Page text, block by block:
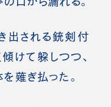
出される銃剣付
けて躱しつつ、
薙ぎ払った。